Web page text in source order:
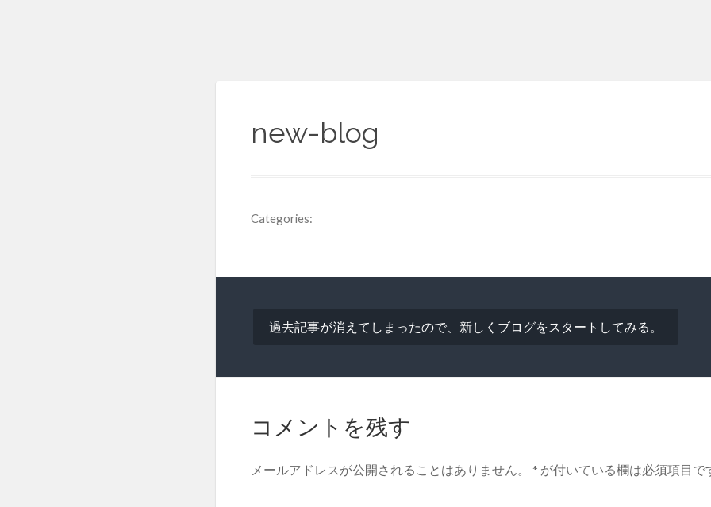
new-blog
Categories:
投
ナ
ゲ
ー
過去記事が消えてしまったので、新しくブログをスタートしてみる。
コメントを残す
メールアドレスが公開されることはありません。 * が付いている欄は必須項目で